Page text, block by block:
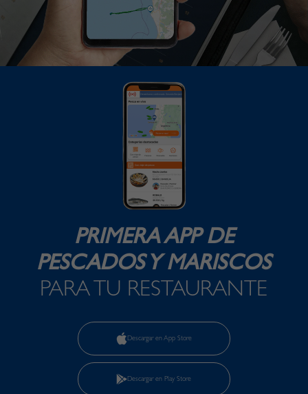
INICIAR SESIÓN / REGISTRARSE
PRIMERA APP DE
PESCADOS Y MARISCOS
PARA TU RESTAURANTE
Descargar en App Store
Descargar en Play Store